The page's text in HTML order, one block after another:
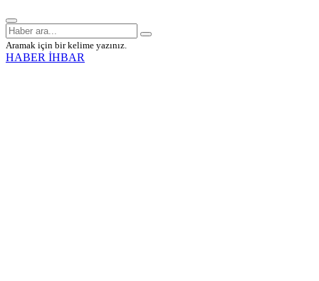
Aramak için bir kelime yazınız.
HABER İHBAR